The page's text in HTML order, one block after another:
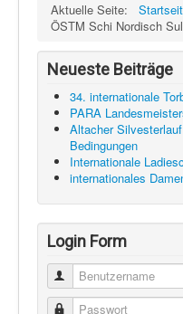
Aktuelle Seite:
ÖSTM Schi Nordisch
Neueste Beiträge
34. internationale
PARA
Altacher
Bedingungen
Internationale
internationales
Login Form
Benutzername
Passwort